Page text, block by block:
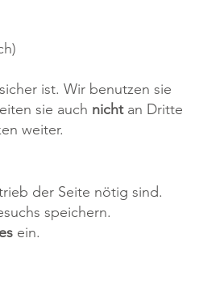
ist. Wir benutzen sie
sie auch nicht an Dritte
weiter.
der Seite nötig sind.
speichern.
ein.